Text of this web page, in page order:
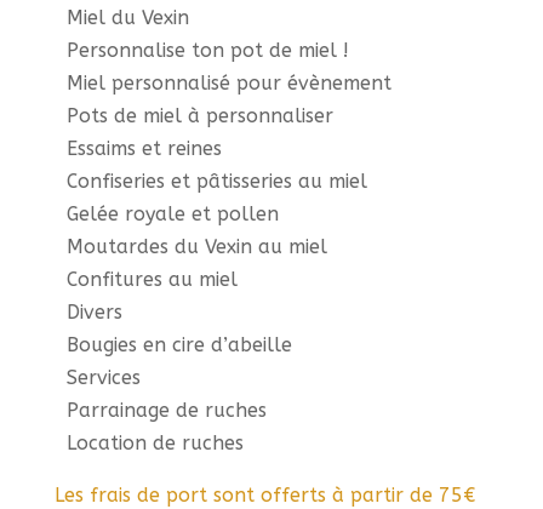
Miel du Vexin
Personnalise ton pot de miel !
Miel personnalisé pour évènement
Pots de miel à personnaliser
Essaims et reines
Confiseries et pâtisseries au miel
Gelée royale et pollen
Moutardes du Vexin au miel
Confitures au miel
Divers
Bougies en cire d’abeille
Services
Parrainage de ruches
Location de ruches
Les frais de port sont offerts à partir de 75€